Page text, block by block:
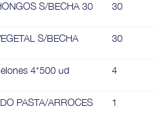
S/BECHA 30
30
S/BECHA
30
4*500 ud
4
PASTA/ARROCES
1